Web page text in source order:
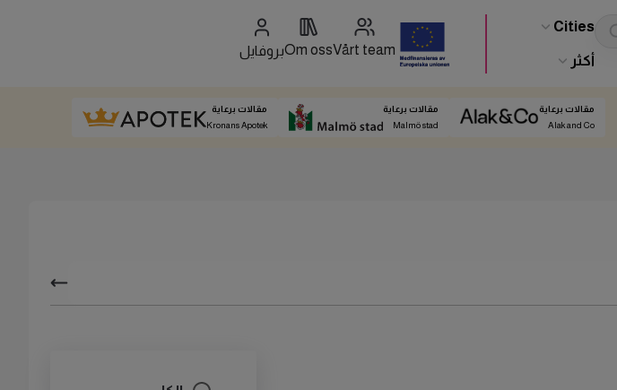
Cities
أكثر
Vårt team
Om ossبروفايل
مقالات برعاية
Alak and Co
مقالات برعاية
Malmö stad
مقالات برعاية
Kronans Apotek